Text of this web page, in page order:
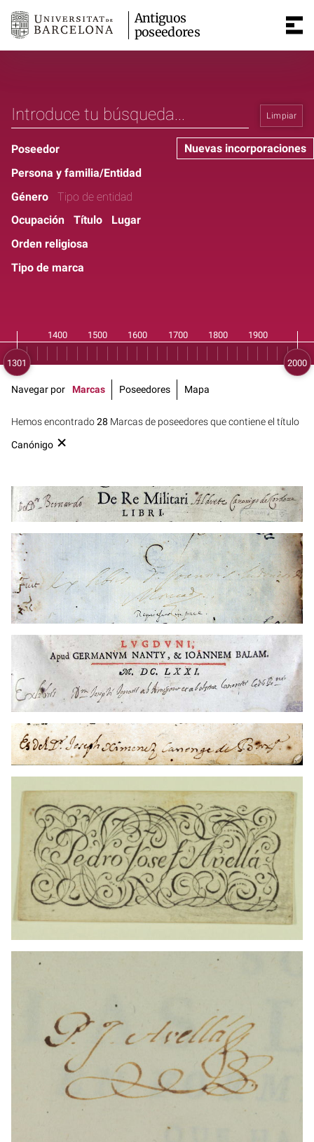
Antiguos
poseedores
Limpiar
Nuevas incorporaciones
Poseedor
Persona y familia/Entidad
Género
Tipo de entidad
Ocupación
Título
Lugar
Orden religiosa
Tipo de marca
Hemos encontrado28 Marcas de poseedores que contiene el título
Canónigo
Navegar por Marcas Poseedores Mapa